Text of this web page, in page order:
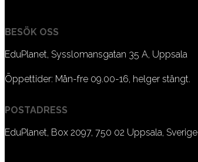
BESÖK OSS
EduPlanet, Sysslomansgatan 35 A, Uppsala
Öppettider: Mån-fre 09.00-16, helger stängt.
POSTADRESS
EduPlanet, Box 2097, 750 02 Uppsala, Sverige